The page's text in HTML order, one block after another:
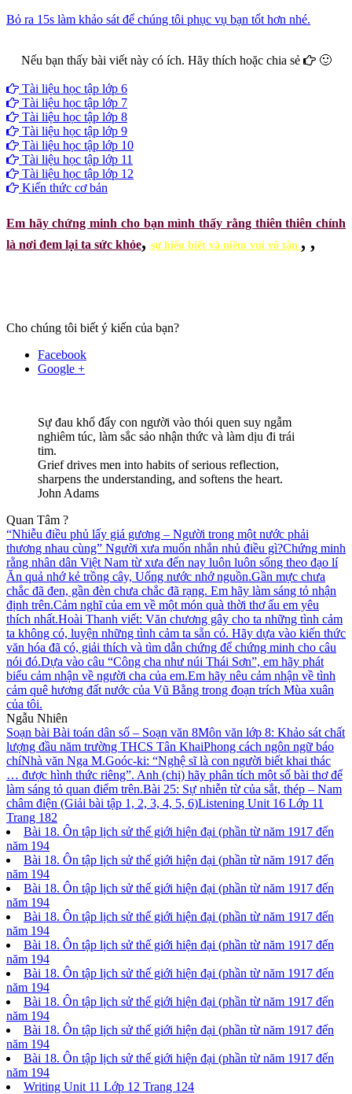
Bỏ ra 15s làm khảo sát để chúng tôi phục vụ bạn tốt hơn nhé.
Nếu bạn thấy bài viết này có ích. Hãy thích hoặc chia sẻ
🙂
Tài liệu học tập lớp 6
Tài liệu học tập lớp 7
Tài liệu học tập lớp 8
Tài liệu học tập lớp 9
Tài liệu học tập lớp 10
Tài liệu học tập lớp 11
Tài liệu học tập lớp 12
Kiến thức cơ bản
Em hãy chứng minh cho bạn mình thấy rằng thiên thiên chính
là nơi đem lại ta sức khỏe, sự hiểu biết và niềm vui vô tận , ,
Cho chúng tôi biết ý kiến của bạn?
Facebook
Google +
Sự đau khổ đẩy con người vào thói quen suy ngẫm
nghiêm túc, làm sắc sảo nhận thức và làm dịu đi trái
tim.
Grief drives men into habits of serious reflection,
sharpens the understanding, and softens the heart.
John Adams
Quan Tâm ?
“Nhiễu điều phủ lấy giá gương – Người trong một nước phải
thương nhau cùng” Người xưa muốn nhắn nhủ điều gì?Chứng minh
rằng nhân dân Việt Nam từ xưa đến nay luôn luôn sống theo đạo lí
Ăn quả nhớ kẻ trồng cây, Uống nước nhớ nguồn.Gần mực chưa
chắc đã đen, gần đèn chưa chắc đã rạng. Em hãy làm sáng tỏ nhận
định trên.Cảm nghĩ của em về một món quà thời thơ ấu em yêu
thích nhất.Hoài Thanh viết: Văn chương gây cho ta những tình cảm
ta không có, luyện những tình cảm ta sẵn có. Hãy dựa vào kiến thức
văn hóa đã có, giải thích và tìm dẫn chứng để chứng minh cho câu
nói đó.Dựa vào câu “Công cha như núi Thái Sơn”, em hãy phát
biểu cảm nhận về người cha của em.Em hãy nêu cảm nhận về tình
cảm quê hương đất nước của Vũ Bằng trong đoạn trích Mùa xuân
của tôi.
Ngẫu Nhiên
Soạn bài Bài toán dân số – Soạn văn 8Môn văn lớp 8: Khảo sát chất
lượng đầu năm trường THCS Tân KhaiPhong cách ngôn ngữ báo
chíNhà văn Nga M.Goóc-ki: “Nghệ sĩ là con người biết khai thác
… được hình thức riêng”. Anh (chị) hãy phân tích một số bài thơ để
làm sáng tỏ quan điểm trên.Bài 25: Sự nhiễn từ của sắt, thép – Nam
châm điện (Giải bài tập 1, 2, 3, 4, 5, 6)Listening Unit 16 Lớp 11
Trang 182
Bài 18. Ôn tập lịch sử thế giới hiện đại (phần từ năm 1917 đến
năm 194
Bài 18. Ôn tập lịch sử thế giới hiện đại (phần từ năm 1917 đến
năm 194
Bài 18. Ôn tập lịch sử thế giới hiện đại (phần từ năm 1917 đến
năm 194
Bài 18. Ôn tập lịch sử thế giới hiện đại (phần từ năm 1917 đến
năm 194
Bài 18. Ôn tập lịch sử thế giới hiện đại (phần từ năm 1917 đến
năm 194
Bài 18. Ôn tập lịch sử thế giới hiện đại (phần từ năm 1917 đến
năm 194
Bài 18. Ôn tập lịch sử thế giới hiện đại (phần từ năm 1917 đến
năm 194
Bài 18. Ôn tập lịch sử thế giới hiện đại (phần từ năm 1917 đến
năm 194
Bài 18. Ôn tập lịch sử thế giới hiện đại (phần từ năm 1917 đến
năm 194
Writing Unit 11 Lớp 12 Trang 124